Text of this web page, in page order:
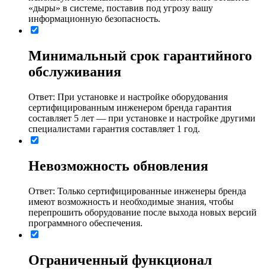
«дыры» в системе, поставив под угрозу вашу
информационную безопасность.
Минимальный срок гарантийного
обслуживания
Ответ: При установке и настройке оборудования
сертифицированным инженером бренда гарантия
составляет 5 лет ― при установке и настройке другими
специалистами гарантия составляет 1 год.
Невозможность обновления
Ответ: Только сертифицированные инженеры бренда
имеют возможность и необходимые знания, чтобы
перепрошить оборудование после выхода новых версий
программного обеспечения.
Ограниченный функционал